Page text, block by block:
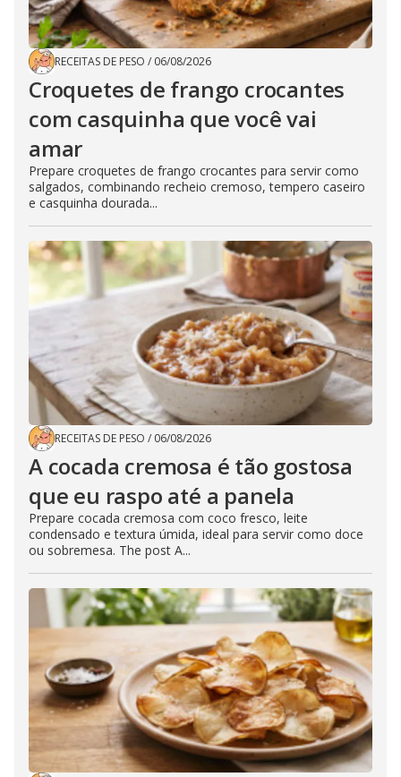
RECEITAS DE PESO / 06/08/2026
Croquetes de frango crocantes
com casquinha que você vai
amar
Prepare croquetes de frango crocantes para servir como
salgados, combinando recheio cremoso, tempero caseiro
e casquinha dourada...
RECEITAS DE PESO / 06/08/2026
A cocada cremosa é tão gostosa
que eu raspo até a panela
Prepare cocada cremosa com coco fresco, leite
condensado e textura úmida, ideal para servir como doce
ou sobremesa. The post A...